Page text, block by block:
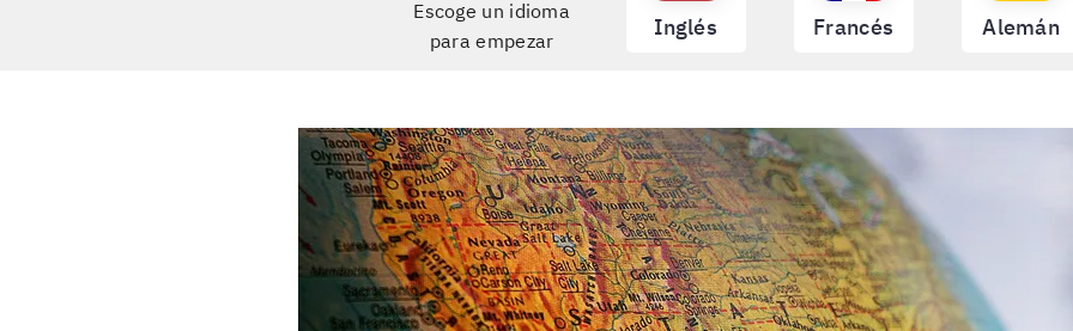
Escoge un idioma
para empezar
Inglés Francés Alemán